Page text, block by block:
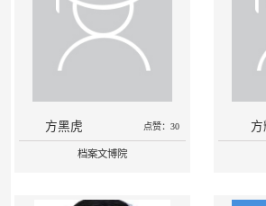
方黑虎 点赞：30
档案文博院
方